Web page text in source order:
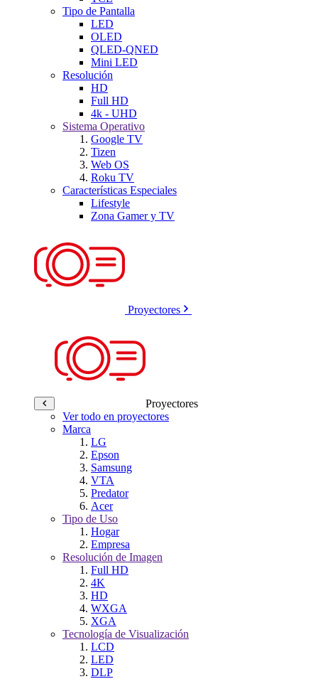
Tipo de Pantalla
LED
OLED
QLED-QNED
Mini LED
Resolución
HD
Full HD
4k - UHD
Sistema Operativo
Google TV
Tizen
Web OS
Roku TV
Características Especiales
Lifestyle
Zona Gamer y TV
Proyectores
Proyectores
Ver todo en proyectores
Marca
LG
Epson
Samsung
VTA
Predator
Acer
Tipo de Uso
Hogar
Empresa
Resolución de Imagen
Full HD
4K
HD
WXGA
XGA
Tecnología de Visualización
LCD
LED
DLP